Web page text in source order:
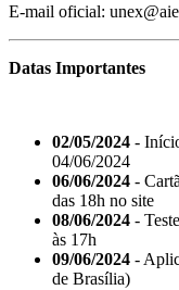
E-mail oficial:
Datas Importantes
02/05/2024 -
04/06/2024
06/06/2024 -
das 18h no site
08/06/2024 -
às 17h
09/06/2024 -
de Brasília)